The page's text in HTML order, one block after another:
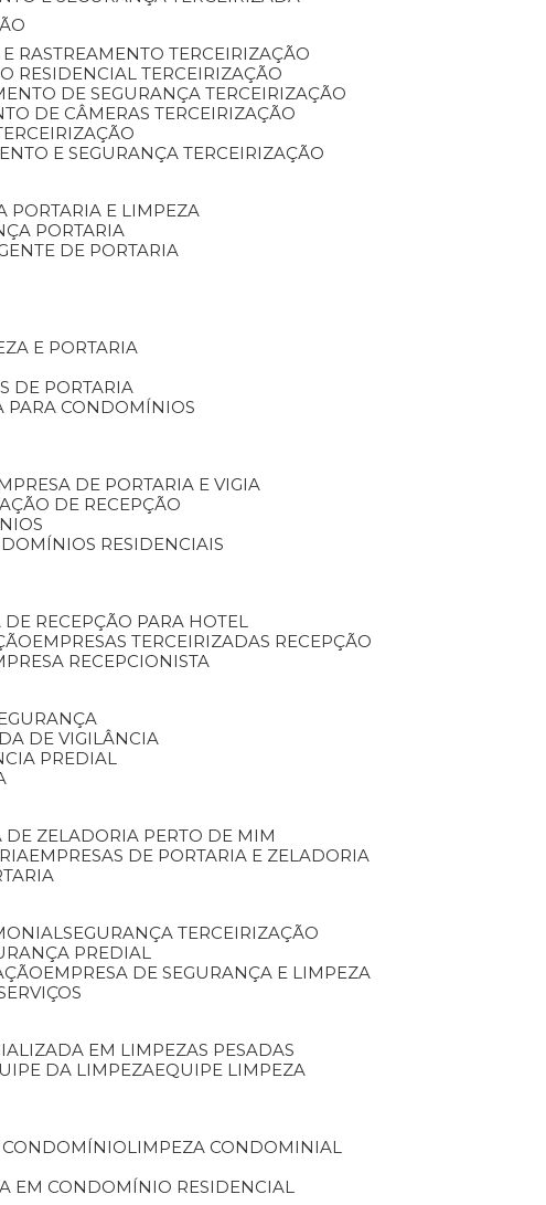
RASTREAMENTO TERCEIRIZAÇÃO
RESIDENCIAL TERCEIRIZAÇÃO
DE SEGURANÇA TERCEIRIZAÇÃO
DE CÂMERAS TERCEIRIZAÇÃO
E SEGURANÇA TERCEIRIZAÇÃO
PORTARIA E LIMPEZA
PORTARIA
DE PORTARIA
E PORTARIA
DE PORTARIA
PARA CONDOMÍNIOS
DE PORTARIA E VIGIA
DE RECEPÇÃO
RESIDENCIAIS
DE RECEPÇÃO PARA HOTEL
EMPRESAS TERCEIRIZADAS RECEPÇÃO
RECEPCIONISTA
DE VIGILÂNCIA
PREDIAL
DE ZELADORIA PERTO DE MIM
EMPRESAS DE PORTARIA E ZELADORIA
SEGURANÇA TERCEIRIZAÇÃO
PREDIAL
EMPRESA DE SEGURANÇA E LIMPEZA
EM LIMPEZAS PESADAS
DA LIMPEZA EQUIPE LIMPEZA
CONDOMÍNIO LIMPEZA CONDOMINIAL
EM CONDOMÍNIO RESIDENCIAL